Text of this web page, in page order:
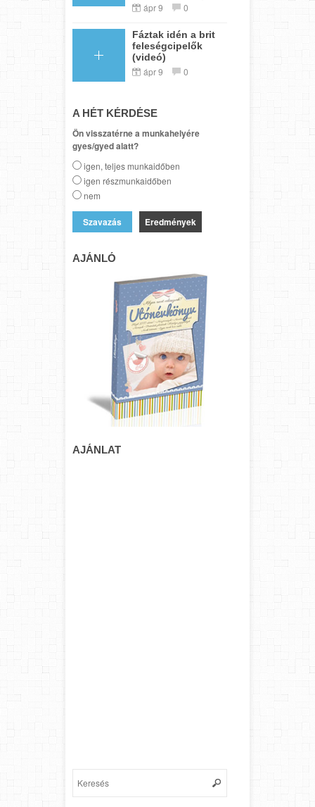
ápr 9 0
Fáztak idén a brit
feleségcipelők
(videó)
ápr 9 0
A HÉT KÉRDÉSE
Ön visszatérne a munkahelyére
gyes/gyed alatt?
igen, teljes munkaidőben
igen részmunkaidőben
nem
Eredmények
AJÁNLÓ
AJÁNLAT